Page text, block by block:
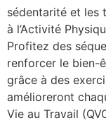
sédentarité et les
à l’Activité
Profitez des
renforcer le bien-
grâce à des
amélioreront
Vie au Travail